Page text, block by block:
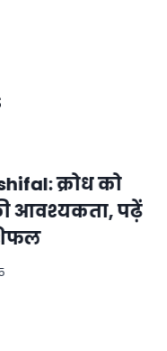
क्रोध को
आवश्यकता, पढ़ें